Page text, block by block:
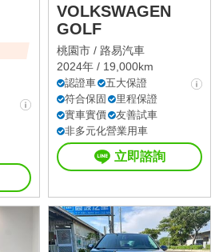
VOLKSWAGEN
GOLF
桃園市 / 路易汽車
2024年 / 19,000km
認證車
五大保證
符合保固
里程保證
實車實價
友善試車
非多元化營業用車
立即諮詢